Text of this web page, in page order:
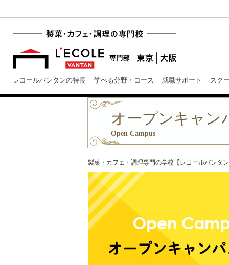
レコールバンタンの特長 学べる分野・コース 就職サポート スク
オープンキャン
Open Campus
製菓・カフェ・調理専門の学校【レコールバンタ